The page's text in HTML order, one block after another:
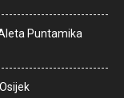
Puntamika